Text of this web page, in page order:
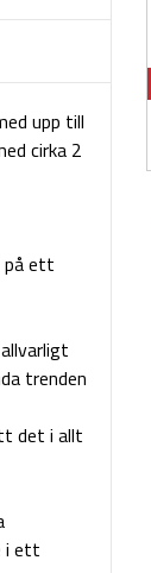
upp till
cirka 2
på ett
trenden
det i allt
i ett